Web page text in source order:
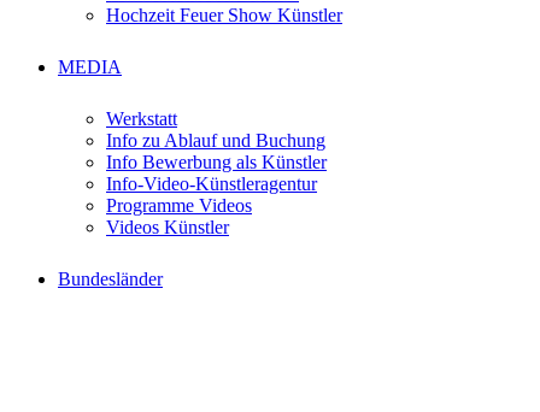
Hochzeit Feuer Show Künstler
MEDIA
Werkstatt
Info zu Ablauf und Buchung
Info Bewerbung als Künstler
Info-Video-Künstleragentur
Programme Videos
Videos Künstler
Bundesländer